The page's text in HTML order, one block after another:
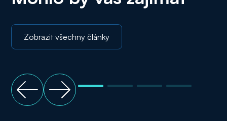
Zobrazit všechny články